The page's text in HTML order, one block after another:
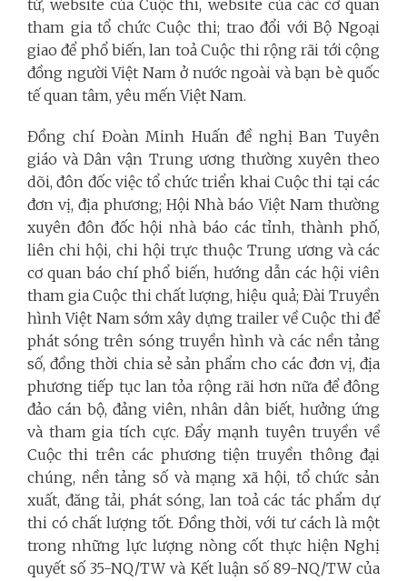
tử, website của Cuộc thi, website của các cơ quan
tham gia tổ chức Cuộc thi; trao đổi với Bộ Ngoại
giao để phổ biến, lan toả Cuộc thi rộng rãi tới cộng
đồng người Việt Nam ở nước ngoài và bạn bè quốc
tế quan tâm, yêu mến Việt Nam.
Đồng chí Đoàn Minh Huấn đề nghị Ban Tuyên
giáo và Dân vận Trung ương thường xuyên theo
dõi, đôn đốc việc tổ chức triển khai Cuộc thi tại các
đơn vị, địa phương; Hội Nhà báo Việt Nam thường
xuyên đôn đốc hội nhà báo các tỉnh, thành phố,
liên chi hội, chi hội trực thuộc Trung ương và các
cơ quan báo chí phổ biến, hướng dẫn các hội viên
tham gia Cuộc thi chất lượng, hiệu quả; Đài Truyền
hình Việt Nam sớm xây dựng trailer về Cuộc thi để
phát sóng trên sóng truyền hình và các nền tảng
số, đồng thời chia sẻ sản phẩm cho các đơn vị, địa
phương tiếp tục lan tỏa rộng rãi hơn nữa để đông
đảo cán bộ, đảng viên, nhân dân biết, hưởng ứng
và tham gia tích cực. Đẩy mạnh tuyên truyền về
Cuộc thi trên các phương tiện truyền thông đại
chúng, nền tảng số và mạng xã hội, tổ chức sản
xuất, đăng tải, phát sóng, lan toả các tác phẩm dự
thi có chất lượng tốt. Đồng thời, với tư cách là một
trong những lực lượng nòng cốt thực hiện Nghị
quyết số 35-NQ/TW và Kết luận số 89-NQ/TW của